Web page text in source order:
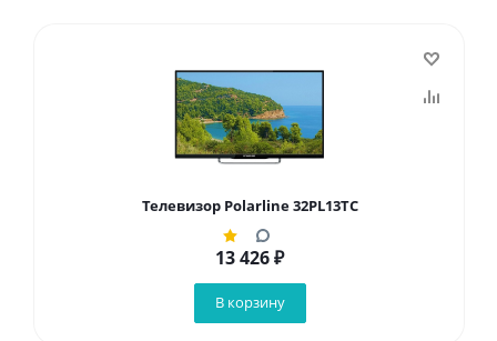
Телевизор Polarline 32PL13TC
13 426₽
В корзину